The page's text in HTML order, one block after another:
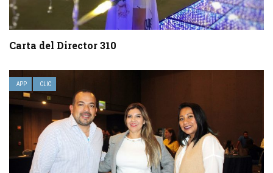
Carta del Director 310
APP CLIC